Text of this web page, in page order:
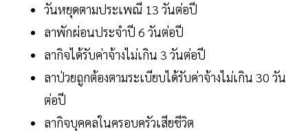
วันหยุดตามประเพณี 13 วันต่อปี
ลาพักผ่อนประจำปี 6 วันต่อปี
ลากิจได้รับค่าจ้างไม่เกิน 3 วันต่อปี
ลาป่วยถูกต้องตามระเบียบได้รับค่าจ้างไม่เกิน 30 วัน
ต่อปี
ลากิจบุคคลในครอบครัวเสียชีวิต